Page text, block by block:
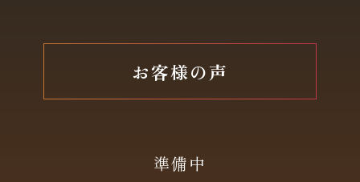
お客様の声
準備中